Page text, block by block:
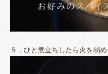
５．ひと煮立ちしたら火を弱